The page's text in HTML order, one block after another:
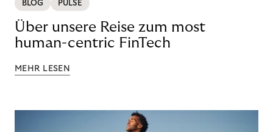
BLOG PULSE
Über unsere Reise zum most
human-centric FinTech
MEHR LESEN